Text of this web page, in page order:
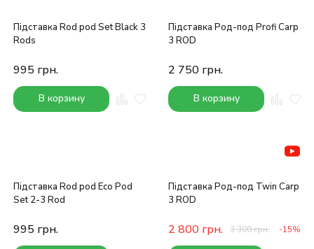
Підставка Rod pod Set Black 3
Rods
995 грн.
В корзину
Підставка Род-под Profi Carp
3 ROD
2 750 грн.
В корзину
Підставка Rod pod Eco Pod
Set 2-3 Rod
995 грн.
Підставка Род-под Twin Carp
3 ROD
2 800 грн. 3 300грн. -15%